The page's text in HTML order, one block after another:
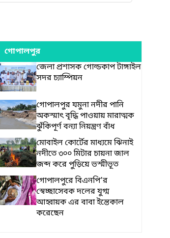
গোপালপুর
জেলা প্রশাসক গোল্ডকাপ টাঙ্গাইল
সদর চ্যাম্পিয়ন
গোপালপুর যমুনা নদীর পানি
অকস্মাৎ বৃদ্ধি পাওয়ায় মারাত্মক
ঝুঁকিপূর্ণ বন্যা নিয়ন্ত্রণ বাঁধ
মোবাইল কোর্টের মাধ্যমে ঝিনাই
নদীতে ৩০০ মিটার চায়না জাল
জব্দ করে পুড়িয়ে ভস্মীভূত
গোপালপুরে বিএনপি’র
স্বেচ্ছাসেবক দলের যুগ্ম
আহ্বায়ক এর বাবা ইন্তেকাল
করেছেন